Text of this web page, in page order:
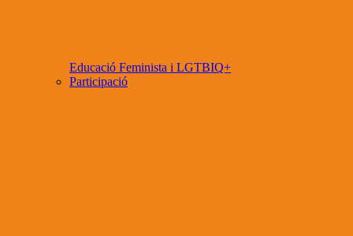
Educació Feminista i LGTBIQ+
Participació